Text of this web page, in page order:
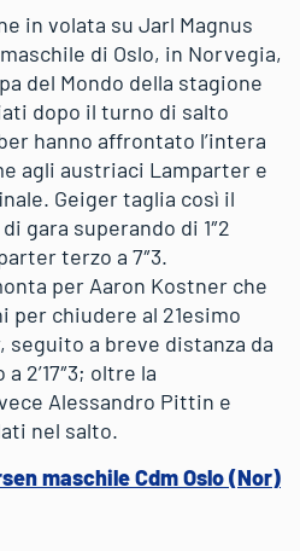
in volata su Jarl Magnus
di Oslo, in Norvegia,
del Mondo della stagione
dopo il turno di salto
hanno affrontato l’intera
agli austriaci Lamparter e
Geiger taglia così il
gara superando di 1″2
terzo a 7″3.
per Aaron Kostner che
per chiudere al 21esimo
seguito a breve distanza da
2’17″3; oltre la
Alessandro Pittin e
nel salto.
maschile Cdm Oslo (Nor)